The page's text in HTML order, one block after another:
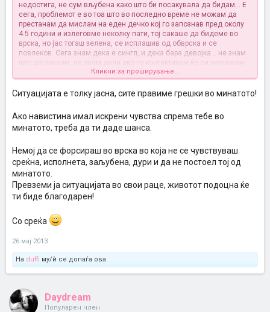
недостига, не сум вљубена како што би посакувала да бидам... Е
сега, проблемот е во тоа што во последно време не можам да
престанам да мислам на еден дечко кој го запознав пред околу
4.5 години и излеговме неколку пати, тој сакаше да бидеме во
врска, но јас тогаш зелена, се исплашив од обврска и се
повлеков. Сега знам дека е сингл, и дека бара девојка... не знам
што да правам, не знам дали ако го контактирам ќе си направам
проблем, дали нема да сака ни да чуе за мене... не знам ... дајте
ми совет, не ми излегува од глава.... дури постојано и ја слушам
неговата омилена музика (какава обично не слушам)...
Кликни за проширување...
Ситуацијата е толку јасна, сите правиме грешки во минатото!
Ако навистина имал искрени чувства спрема тебе во
минатото, треба да ти даде шанса.
Немој да се форсираш во врска во која не се чувствуваш
среќна, исполнета, заљубена, дури и да не постоел тој од
минатото.
Превземи ја ситуацијата во свои раце, животот подоцна ќе
ти биде благодарен!
Со среќа
26 мај 2013
На duffi му/ѝ се допаѓа ова.
Daydream
Популарен член